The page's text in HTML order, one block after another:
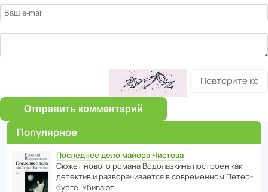
Отправить комментарий
Популярное
Последнее дело майора Чистова
Сюжет нового романа Водо­ла­з­кина пост­роен как
дете­ктив и разво­ра­чи­ва­ется в совре­менном Пете­р­
бурге. Убивают…